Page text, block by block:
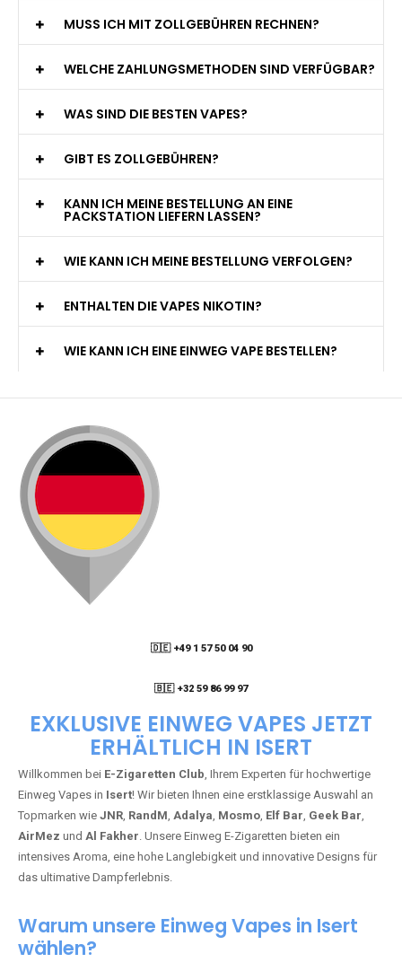
MUSS ICH MIT ZOLLGEBÜHREN RECHNEN?
WELCHE ZAHLUNGSMETHODEN SIND VERFÜGBAR?
WAS SIND DIE BESTEN VAPES?
GIBT ES ZOLLGEBÜHREN?
KANN ICH MEINE BESTELLUNG AN EINE
PACKSTATION LIEFERN LASSEN?
WIE KANN ICH MEINE BESTELLUNG VERFOLGEN?
ENTHALTEN DIE VAPES NIKOTIN?
WIE KANN ICH EINE EINWEG VAPE BESTELLEN?
🇩🇪 +49 1 57 50 04 90
🇧🇪 +32 59 86 99 97
EXKLUSIVE EINWEG VAPES JETZT
ERHÄLTLICH IN ISERT
Willkommen bei E-Zigaretten Club, Ihrem Experten für hochwertige
Einweg Vapes in Isert! Wir bieten Ihnen eine erstklassige Auswahl an
Topmarken wie JNR, RandM, Adalya, Mosmo, Elf Bar, Geek Bar,
AirMez und Al Fakher. Unsere Einweg E-Zigaretten bieten ein
intensives Aroma, eine hohe Langlebigkeit und innovative Designs für
das ultimative Dampferlebnis.
Warum unsere Einweg Vapes in Isert
wählen?